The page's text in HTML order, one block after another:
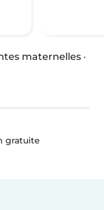
maternelles ·
gratuite